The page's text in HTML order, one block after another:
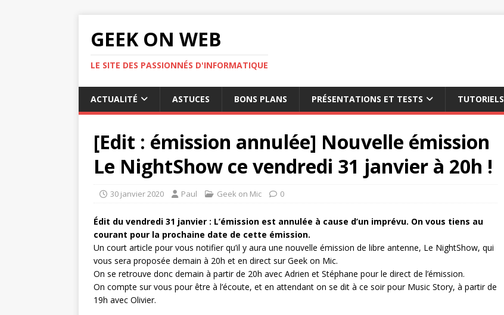
GEEK ON WEB
LE SITE DES PASSIONNÉS D'INFORMATIQUE
ACTUALITÉ ASTUCES BONS PLANS PRÉSENTATIONS ET TESTS TUTORIELS
[Edit : émission annulée] Nouvelle émission
Le NightShow ce vendredi 31 janvier à 20h !
30 janvier 2020 Paul Geek on Mic 0
Édit du vendredi 31 janvier : L’émission est annulée à cause d’un imprévu. On vous tiens au
courant pour la prochaine date de cette émission.
Un court article pour vous notifier qu’il y aura une nouvelle émission de libre antenne, Le NightShow, qui
vous sera proposée demain à 20h et en direct sur Geek on Mic.
On se retrouve donc demain à partir de 20h avec Adrien et Stéphane pour le direct de l’émission.
On compte sur vous pour être à l’écoute, et en attendant on se dit à ce soir pour Music Story, à partir de
19h avec Olivier.